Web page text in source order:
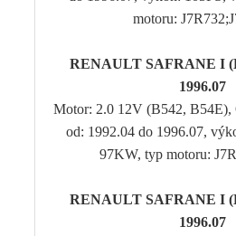
motoru:
RENAULT SAFRANE I
1996.07
Motor: 2.0 12V (B542, B54E),
od: 1992.04 do 1996.07,
97KW, typ motoru:
RENAULT SAFRANE I
1996.07